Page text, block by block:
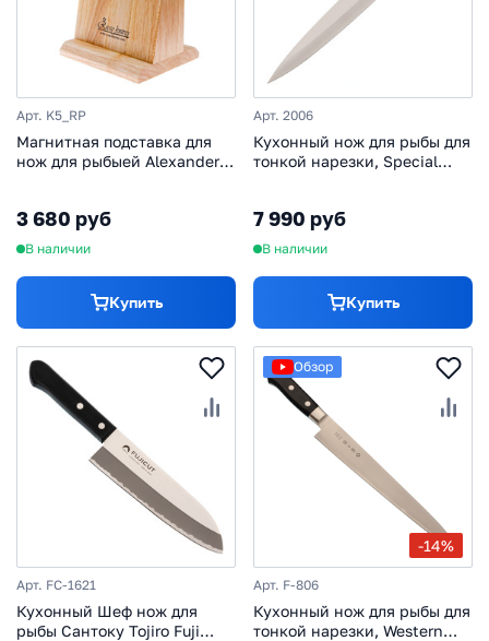
Арт. K5_RP
Магнитная подставка для
нож для рыбыей Alexander
3 680 руб
В наличии
Купить
Арт. 2006
Кухонный нож для рыбы для
тонкой нарезки, Special
коробке
7 990 руб
В наличии
Купить
Арт. FC-1621
Кухонный Шеф нож для
рыбы Сантоку Tojiro Fuji
-14%
Обзор
Арт. F-806
Кухонный нож для рыбы для
тонкой нарезки, Western